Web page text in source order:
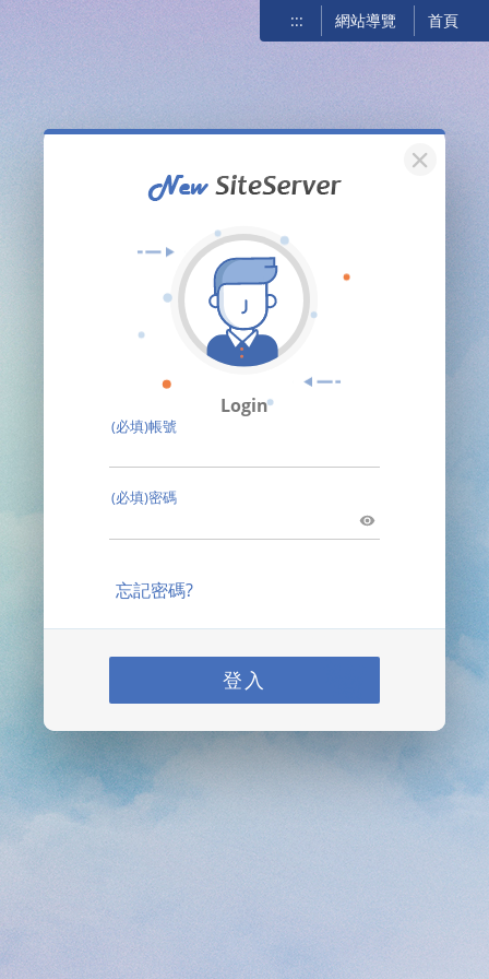
::: 網站導覽 首頁
關閉
Login
(必填)帳號
(必填)密碼
忘記密碼?
登入